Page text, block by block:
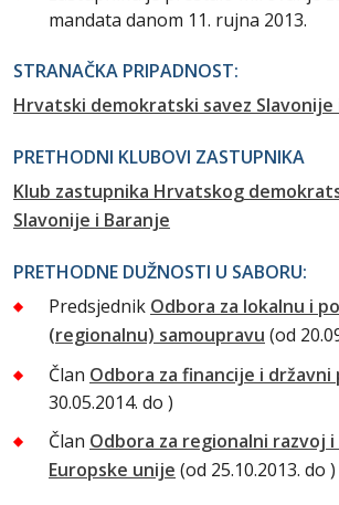
mandata danom 11. rujna 2013.
STRANAČKA PRIPADNOST:
Hrvatski demokratski savez Slavonije
PRETHODNI KLUBOVI ZASTUPNIKA
Klub zastupnika Hrvatskog
Slavonije i Baranje
PRETHODNE DUŽNOSTI U SABORU:
Predsjednik Odbora za lokalnu i
(regionalnu) samoupravu (od
Član Odbora za financije i državni
30.05.2014. do )
Član Odbora za regionalni razvoj
Europske unije (od 25.10.2013. do )